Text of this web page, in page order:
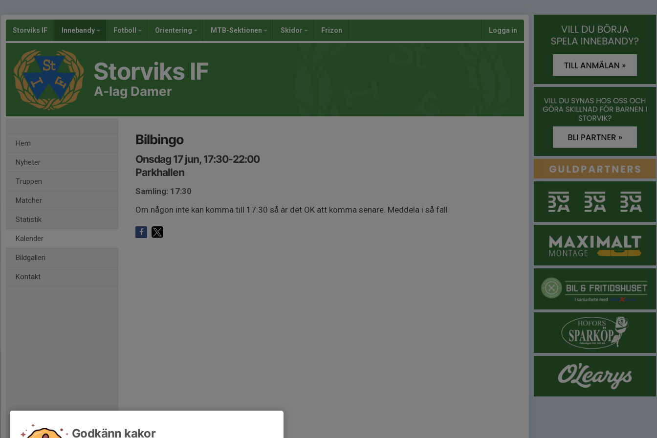
Storviks IF Innebandy Fotboll Orientering MTB-Sektionen Skidor Frizon Logga in
Storviks IF
A-lag Damer
Hem
Nyheter
Truppen
Matcher
Statistik
Kalender
Bildgalleri
Kontakt
Bilbingo
Onsdag 17 jun, 17:30-22:00
Parkhallen
Samling: 17:30
Om någon inte kan komma till 17:30 så är det OK att komma senare. Meddela i så fall
Godkänn kakor